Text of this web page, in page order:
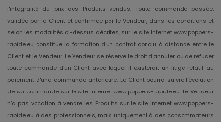
l'intégralité du prix des Produits vendus. Toute commande passée,
validée par le Client et confirmée par le Vendeur, dans les conditions et
selon les modalités ci-dessus décrites, sur le site Internet www.poppers-
rapide.eu constitue la formation d'un contrat conclu à distance entre le
Client et le Vendeur. Le Vendeur se réserve le droit d'annuler ou de refuser
toute commande d'un Client avec lequel il existerait un litige relatif au
paiement d'une commande antérieure. Le Client pourra suivre l'évolution
de sa commande sur le site internet www.poppers-rapide.eu. Le Vendeur
n'a pas vocation à vendre les Produits sur le site internet www.poppers-
rapide.eu à des professionnels, mais uniquement à des consommateurs